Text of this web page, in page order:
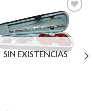
Añadir
a la
lista de
deseos
SIN EXISTENCIAS